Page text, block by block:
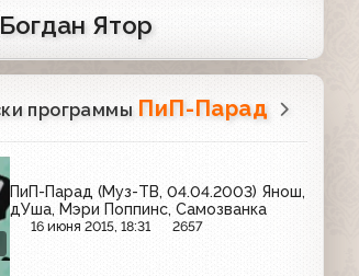
Ятор
программы ПиП-Парад
ПиП-Парад (Муз-ТВ, 04.04.2003) Янош,
дУша, Мэри Поппинс, Самозванка
16 июня 2015, 18:31 2657